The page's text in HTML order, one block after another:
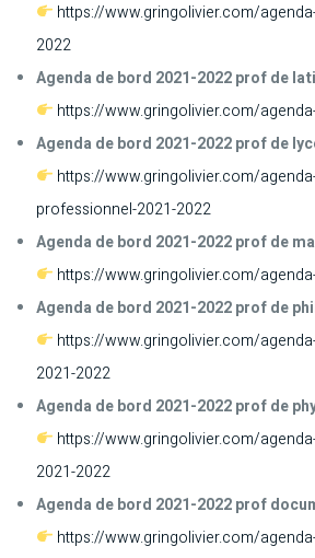
https://www.gringolivier.com/
2022
Agenda de bord 2021-2022 prof de
https://www.gringolivier.com/
Agenda de bord 2021-2022 prof de
https://www.gringolivier.com/
professionnel-2021-2022
Agenda de bord 2021-2022 prof de
https://www.gringolivier.com/
Agenda de bord 2021-2022 prof de
https://www.gringolivier.com/
2021-2022
Agenda de bord 2021-2022 prof de
https://www.gringolivier.com/
2021-2022
Agenda de bord 2021-2022 prof
https://www.gringolivier.com/